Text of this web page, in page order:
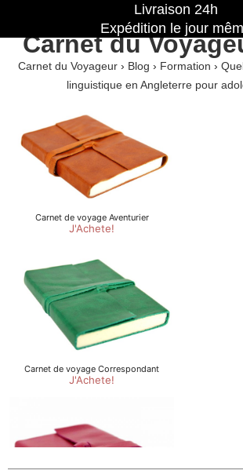
Carnet du
Carnet du Voyageur› Blog › Formation ›
linguistique en Angleterre pour
Livraison 24h
Expédition le jour